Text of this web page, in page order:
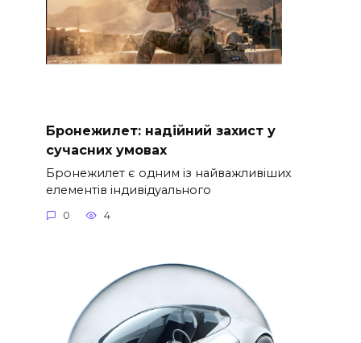
Бронежилет: надійний захист у
сучасних умовах
Бронежилет є одним із найважливіших
елементів індивідуального
0 4